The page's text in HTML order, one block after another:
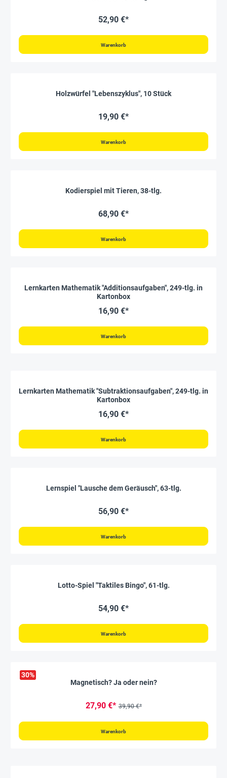
52,90 €*
Warenkorb
Holzwürfel "Lebenszyklus", 10 Stück
19,90 €*
Warenkorb
Kodierspiel mit Tieren, 38-tlg.
68,90 €*
Warenkorb
Lernkarten Mathematik "Additionsaufgaben", 249-tlg. in
Kartonbox
16,90 €*
Warenkorb
Lernkarten Mathematik "Subtraktionsaufgaben", 249-tlg. in
Kartonbox
16,90 €*
Warenkorb
Lernspiel "Lausche dem Geräusch", 63-tlg.
56,90 €*
Warenkorb
Lotto-Spiel "Taktiles Bingo", 61-tlg.
54,90 €*
Warenkorb
30%
Magnetisch? Ja oder nein?
27,90 €* 39,90 €*
Warenkorb